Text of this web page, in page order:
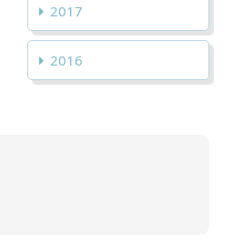
2017
2016